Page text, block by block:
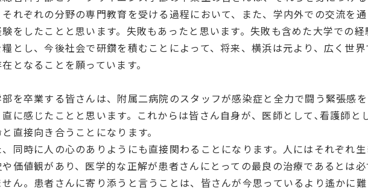
それぞれの分野の専門教育を受ける過程において、また、学内外での交流を
験をしたことと思います。失敗もあったと思います。失敗も含めた大学での経
糧とし、今後社会で研鑽を積むことによって、将来、横浜は元より、広く世界
在となることを願っています。
部を卒業する皆さんは、附属二病院のスタッフが感染症と全力で闘う緊張感
直に感じたことと思います。これからは皆さん自身が、医師として､看護師と
と直接向き合うことになります。
、同時に人の心のありようにも直接関わることになります。人にはそれぞれ
や価値観があり、医学的な正解が患者さんにとっての最良の治療であるとは必
せん。患者さんに寄り添うと言うことは、皆さんが今思っているより遙かに難